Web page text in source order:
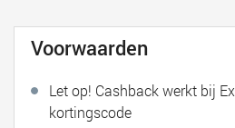
Voorwaarden
Let op! Cashback werkt bij
kortingscode